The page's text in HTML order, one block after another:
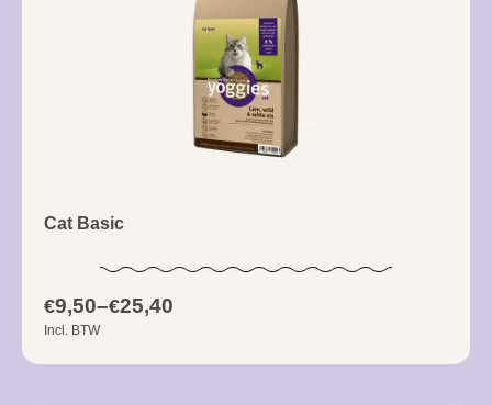
Cat Basic
€9,50–€25,40
Incl. BTW